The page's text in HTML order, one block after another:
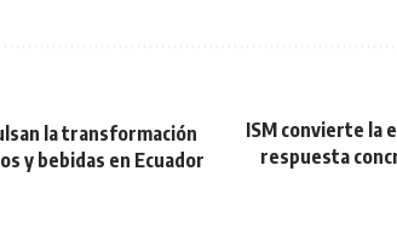
la transformación
y bebidas en Ecuador
ISM convierte la
respuesta